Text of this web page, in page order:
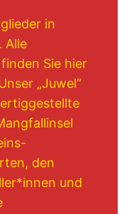
in
Alle
Sie hier
„Juwel“
den
und